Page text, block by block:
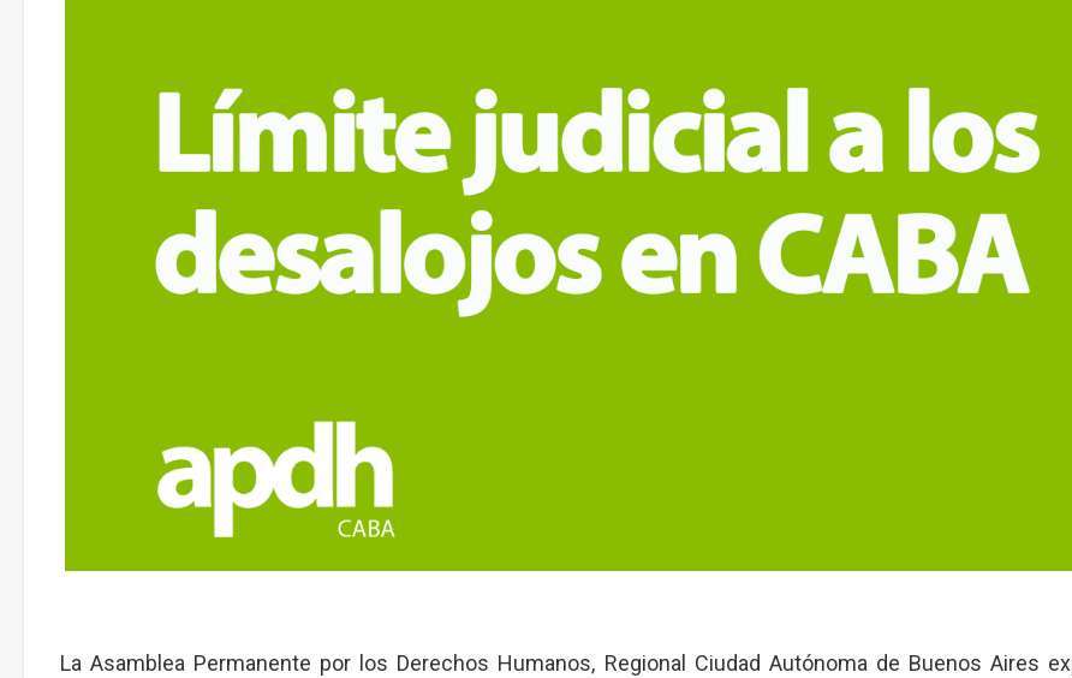
La Asamblea Permanente por los Derechos Humanos, Regional Ciudad Autónoma de Buenos Aires